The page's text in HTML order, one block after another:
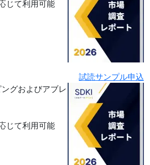
じて利用可能
試読サンプル申込
グおよびアブレ
じて利用可能